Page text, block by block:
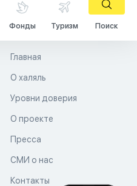
Фонды Туризм Поиск
Главная
О халяль
Уровни доверия
О проекте
Пресса
СМИ о нас
Контакты